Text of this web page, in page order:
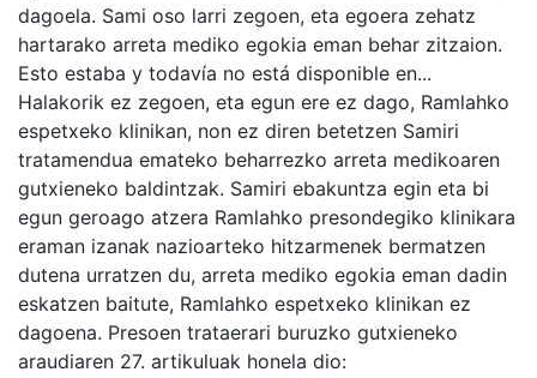
dagoela. Sami oso larri zegoen, eta egoera zehatz
hartarako arreta mediko egokia eman behar zitzaion.
Esto estaba y todavía no está disponible en...
Halakorik ez zegoen, eta egun ere ez dago, Ramlahko
espetxeko klinikan, non ez diren betetzen Samiri
tratamendua emateko beharrezko arreta medikoaren
gutxieneko baldintzak. Samiri ebakuntza egin eta bi
egun geroago atzera Ramlahko presondegiko klinikara
eraman izanak nazioarteko hitzarmenek bermatzen
dutena urratzen du, arreta mediko egokia eman dadin
eskatzen baitute, Ramlahko espetxeko klinikan ez
dagoena. Presoen trataerari buruzko gutxieneko
araudiaren 27. artikuluak honela dio: